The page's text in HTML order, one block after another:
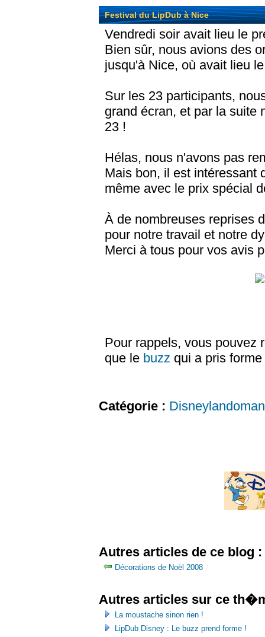
Festival du LipDub à Nice
Vendredi soir avait lieu le
Bien sûr, nous avions des
jusqu'à Nice, où avait lieu
Sur les 23 participants,
grand écran, et par la suite
23 !
Hélas, nous n'avons pas
Mais bon, il est intéressant
même avec le prix spécial
À de nombreuses reprises
pour notre travail et notre
Merci à tous pour vos avis
Pour rappels, vous pouvez
que le buzz qui a pris
Catégorie :
Autres articles de ce blog :
Décorations de Noël 2008
Autres articles sur ce
La moustache sinon rien !
LipDub Disney : Le buzz prend forme !